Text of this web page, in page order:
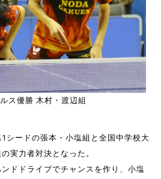
ス優勝 木村・渡辺組
シードの張本・小塩組と全国中学校大
実力者対決となった。
ドドライブでチャンスを作り、小塩